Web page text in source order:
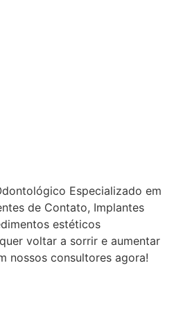
Especializado em
de Contato, Implantes
estéticos
voltar a sorrir e aumentar
nossos consultores agora!